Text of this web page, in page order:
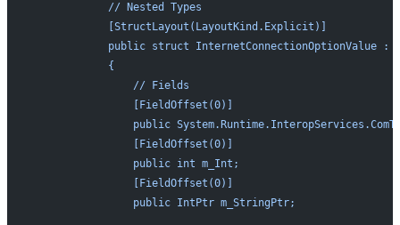
            // Nested Types
            [StructLayout(LayoutKind.Explicit)]
public struct InternetConnectionOptionValue :
            {
                // Fields
                [FieldOffset(0)]
public
                [FieldOffset(0)]
                public int m_Int;
                [FieldOffset(0)]
                public IntPtr m_StringPtr;